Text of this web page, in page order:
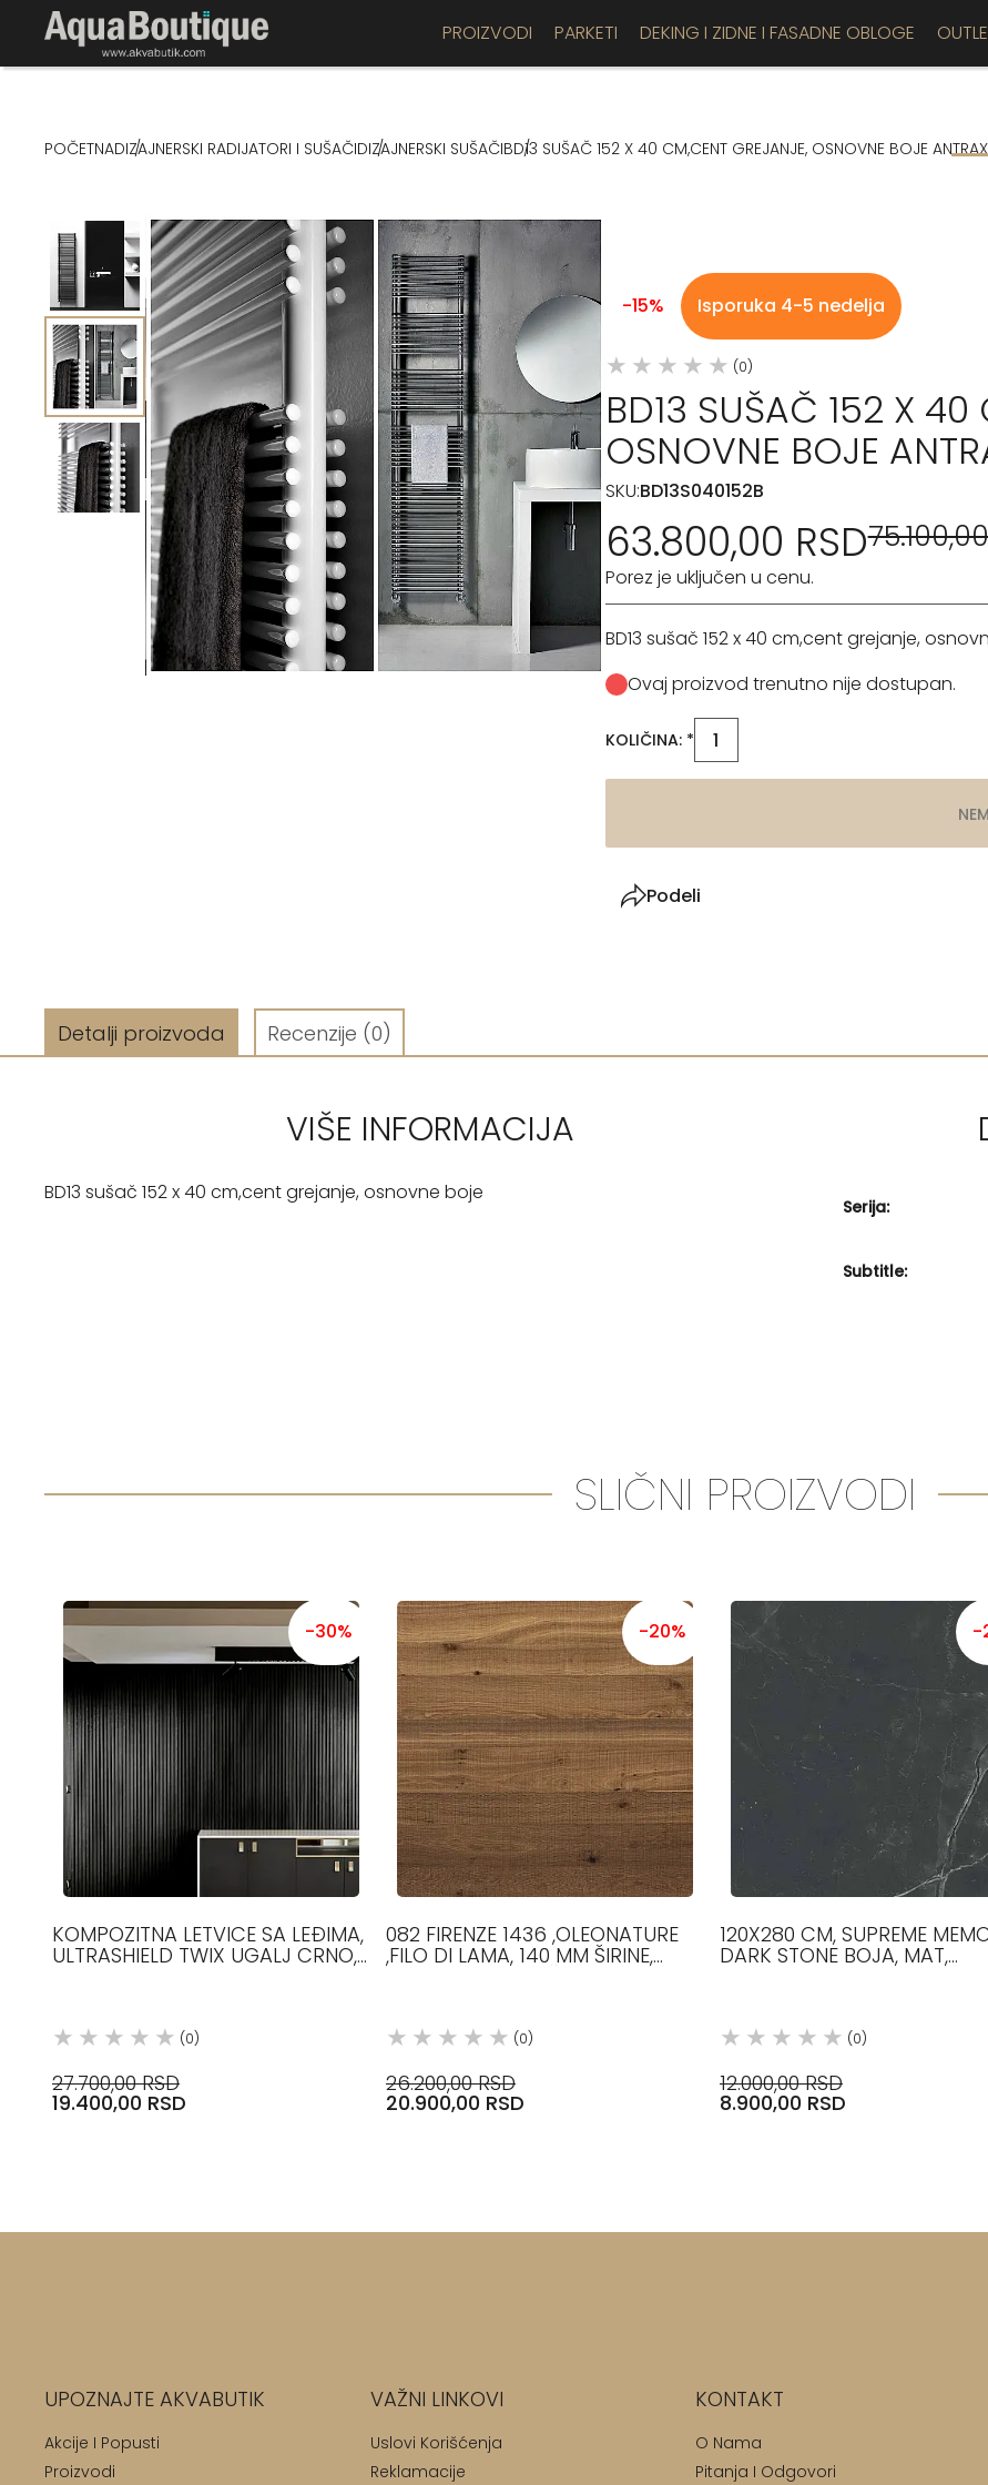
PROIZVODI PARKETI DEKING I ZIDNE I FASADNE OBLOGE
POČETNADIZAJNERSKI RADIJATORI I SUŠAČIDIZAJNERSKI SUŠAČIBD13 SUŠAČ 152 X 40 CM,CENT GREJANJE, OSNOVNE BOJE ANTRAX
-15% Isporuka 4-5 nedelja
(0)
BD13 SUŠAČ 152 X 40
OSNOVNE BOJE
SKU:BD13S040152B
63.800,00 RSD
Porez je uključen u cenu.
BD13 sušač 152 x 40 cm,cent grejanje,
Ovaj proizvod trenutno nije dostupan.
KOLIČINA: *
Podeli
Detalji proizvoda Recenzije (0)
VIŠE INFORMACIJA
BD13 sušač 152 x 40 cm,cent grejanje, osnovne boje
Serija:
Subtitle:
SLIČNI PROIZVODI
-30%
KOMPOZITNA LETVICE SA LEĐIMA,
ULTRASHIELD TWIX UGALJ CRNO,
(0)
27.700,00 RSD
19.400,00 RSD
-20%
082 FIRENZE 1436 ,OLEONATURE
,FILO DI LAMA, 140 MM ŠIRINE,
(0)
26.200,00 RSD
20.900,00 RSD
-
120X280 CM, SUPREME
DARK STONE BOJA, MAT,
(0)
12.000,00 RSD
8.900,00 RSD
UPOZNAJTE AKVABUTIK
Akcije I Popusti
Proizvodi
VAŽNI LINKOVI
Uslovi Korišćenja
Reklamacije
KONTAKT
O Nama
Pitanja I Odgovori